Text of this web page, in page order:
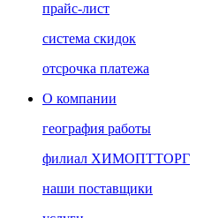
прайс-лист
система скидок
отсрочка платежа
О компании
география работы
филиал ХИМОПТТОРГ
наши поставщики